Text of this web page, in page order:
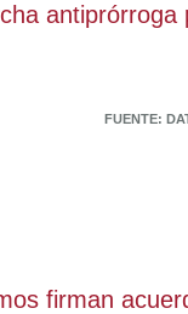
antiprórroga
FUENTE:
firman